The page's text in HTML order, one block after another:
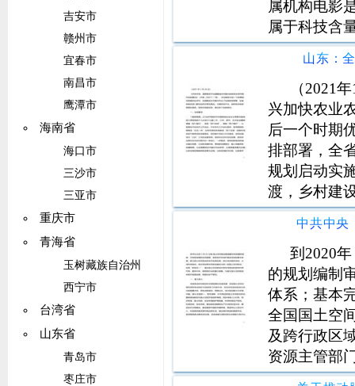
吉安市
赣州市
宜春市
南昌市
鹰潭市
海南省
海口市
三沙市
三亚市
重庆市
青海省
玉树藏族自治州
西宁市
台湾省
山东省
青岛市
枣庄市
属机构电影
属于科技含
业。大力繁
人民群众精
文化国际竞
山东：
（2021
兴加快农业
后一个时期
排部署，全
规划启动实
渡，乡村建
左右的县（
策、资金、
度，优先为
到2020
的规划编制
体系；基本
全国国土空
及跨行政区
资源主管部
某一领域专